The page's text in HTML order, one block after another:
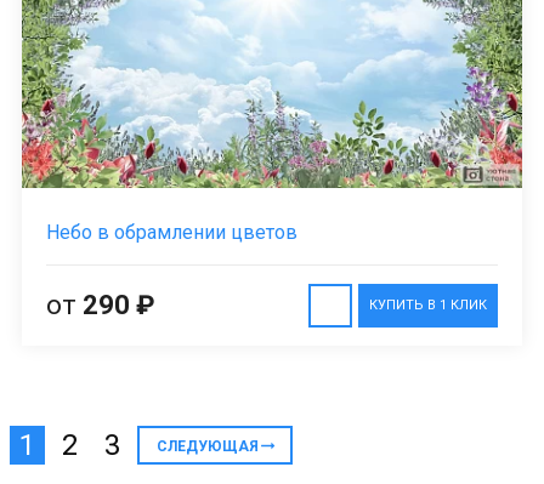
Небо в обрамлении цветов
КУПИТЬ В 1 КЛИК
от 290 ₽
1 2 3 СЛЕДУЮЩАЯ